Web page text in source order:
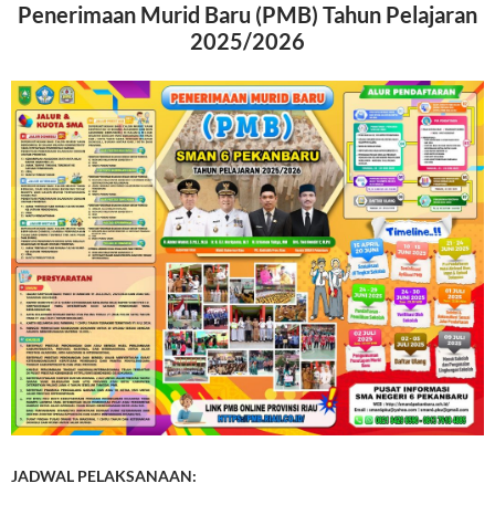
Penerimaan Murid Baru (PMB) Tahun Pelajaran
2025/2026
JADWAL PELAKSANAAN: